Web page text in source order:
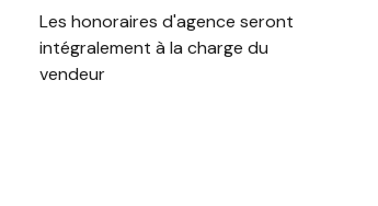
Les honoraires d'agence seront
intégralement à la charge du
vendeur